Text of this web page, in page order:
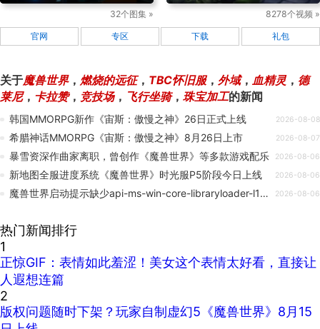
32个图集 »
8278个视频 »
官网 专区 下载 礼包
关于魔兽世界， 燃烧的远征， TBC怀旧服， 外域， 血精灵， 德
莱尼， 卡拉赞， 竞技场， 飞行坐骑， 珠宝加工的新闻
韩国MMORPG新作《宙斯：傲慢之神》26日正式上线 2026-08-08
希腊神话MMORPG《宙斯：傲慢之神》8月26日上市 2026-08-07
暴雪资深作曲家离职，曾创作《魔兽世界》等多款游戏配乐 2026-08-06
新地图全服进度系统《魔兽世界》时光服P5阶段今日上线 2026-08-06
魔兽世界启动提示缺少api-ms-win-core-libraryloader-l1-2-0.dll？完整修复解决教程 2026-08-06
热门新闻排行
1
正惊GIF：表情如此羞涩！美女这个表情太好看，直接让
人遐想连篇
2
版权问题随时下架？玩家自制虚幻5《魔兽世界》8月15